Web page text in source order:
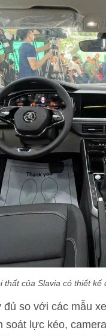
thất của Slavia có thiết
đủ so với các mẫu
lực kéo,